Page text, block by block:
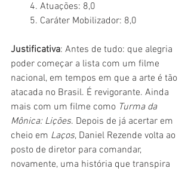
        4. Atuações: 8,0
        5. Caráter Mobilizador: 8,0
Justificativa: Antes de tudo: que alegria
poder começar a lista com um filme
nacional, em tempos em que a arte é tão
atacada no Brasil. É revigorante. Ainda
mais com um filme como Turma da
Mônica: Lições. Depois de já acertar em
cheio em Laços, Daniel Rezende volta ao
posto de diretor para comandar,
novamente, uma história que transpira